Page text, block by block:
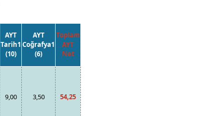
AYT
Tarih1
(10)
AYT
Coğrafya1
(6)
Toplam
AYT
Net
9,00 3,50 54,25